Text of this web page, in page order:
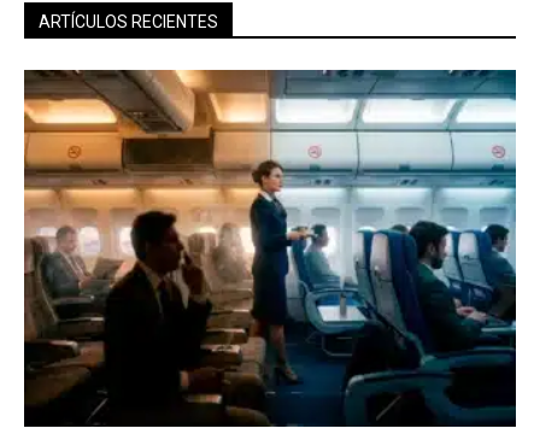
ARTÍCULOS RECIENTES